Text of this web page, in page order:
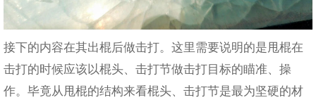
接下的内容在其出棍后做击打。这里需要说明的是甩棍在
击打的时候应该以棍头、击打节做击打目标的瞄准、操
作。毕竟从甩棍的结构来看棍头、击打节是最为坚硬的材